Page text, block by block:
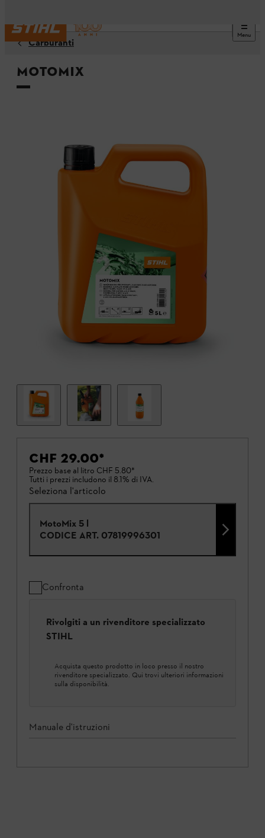
Menu
Carburanti
MotoMix
CHF 29.00*
Prezzo base al litro CHF 5.80*
Tutti i prezzi includono il 8.1% di IVA.
Seleziona l'articolo
MotoMix 5 l
CODICE ART. 07819996301
Confronta
Rivolgiti a un rivenditore specializzato
STIHL
Acquista questo prodotto in loco presso il nostro
rivenditore specializzato. Qui trovi ulteriori informazioni
sulla disponibilità.
Manuale d'istruzioni